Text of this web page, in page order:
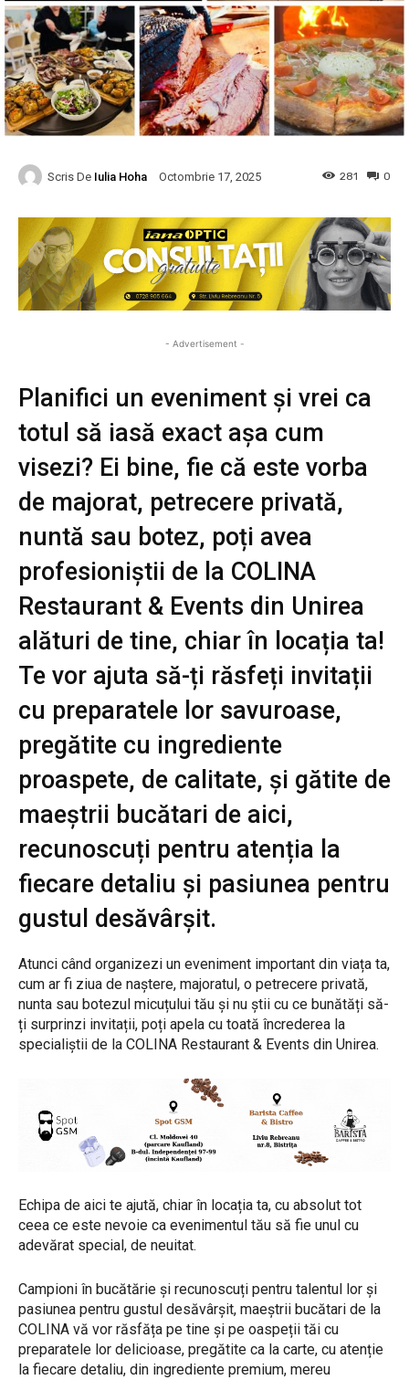
Scris De Iulia Hoha Octombrie 17, 2025 0
281
- Advertisement -
Planifici un eveniment și vrei ca
totul să iasă exact așa cum
visezi? Ei bine, fie că este vorba
de majorat, petrecere privată,
nuntă sau botez, poți avea
profesioniștii de la COLINA
Restaurant & Events din Unirea
alături de tine, chiar în locația ta!
Te vor ajuta să-ți răsfeți invitații
cu preparatele lor savuroase,
pregătite cu ingrediente
proaspete, de calitate, și gătite de
maeștrii bucătari de aici,
recunoscuți pentru atenția la
fiecare detaliu și pasiunea pentru
gustul desăvârșit.
Atunci când organizezi un eveniment important din viața ta,
cum ar fi ziua de naștere, majoratul, o petrecere privată,
nunta sau botezul micuțului tău și nu știi cu ce bunătăți să-
ți surprinzi invitații, poți apela cu toată încrederea la
specialiștii de la COLINA Restaurant & Events din Unirea.
Echipa de aici te ajută, chiar în locația ta, cu absolut tot
ceea ce este nevoie ca evenimentul tău să fie unul cu
adevărat special, de neuitat.
Campioni în bucătărie și recunoscuți pentru talentul lor și
pasiunea pentru gustul desăvârșit, maeștrii bucătari de la
COLINA vă vor răsfăța pe tine și pe oaspeții tăi cu
preparatele lor delicioase, pregătite ca la carte, cu atenție
la fiecare detaliu, din ingrediente premium, mereu